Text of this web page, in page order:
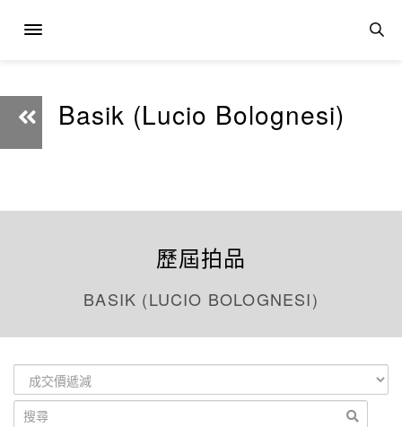
Basik (Lucio Bolognesi)
歷屆拍品
BASIK (LUCIO BOLOGNESI)